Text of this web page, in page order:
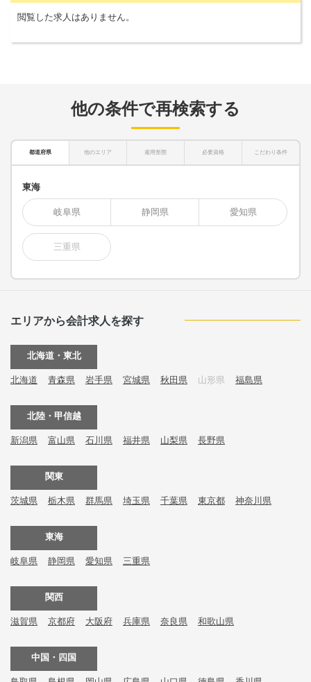
閲覧した求人はありません。
他の条件で再検索する
都道府県 他のエリア 雇用形態 必要資格 こだわり条件
東海
岐阜県 静岡県 愛知県
三重県
エリアから会計求人を探す
北海道・東北
北海道 青森県 岩手県 宮城県 秋田県 山形県 福島県
北陸・甲信越
新潟県 富山県 石川県 福井県 山梨県 長野県
関東
茨城県 栃木県 群馬県 埼玉県 千葉県 東京都 神奈川県
東海
岐阜県 静岡県 愛知県 三重県
関西
滋賀県 京都府 大阪府 兵庫県 奈良県 和歌山県
中国・四国